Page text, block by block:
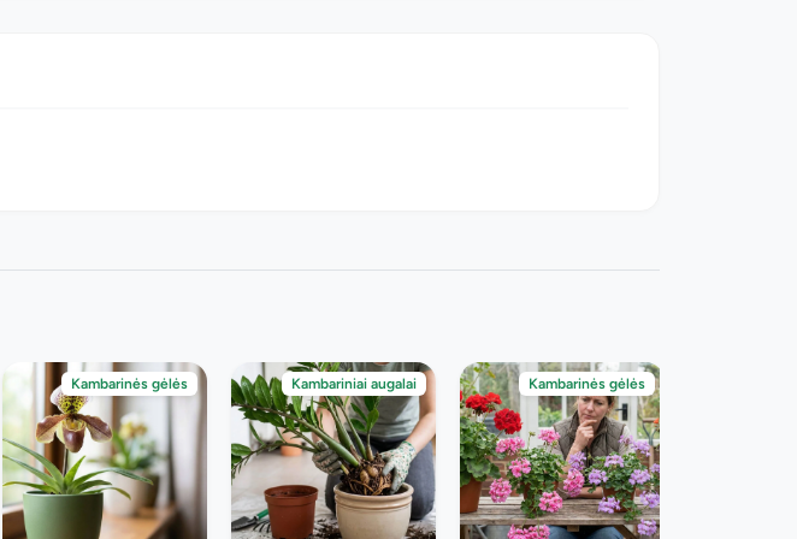
Kambarinės gėlės Kambariniai augalai Kambarinės gėlės